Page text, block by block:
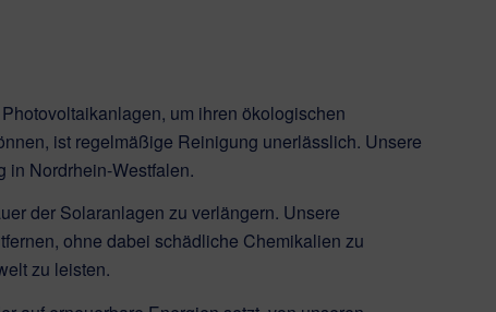
um ihren ökologischen
ist regelmäßige Reinigung unerlässlich. Unsere
in Nordrhein-Westfalen.
der Solaranlagen zu verlängern. Unsere
ohne dabei schädliche Chemikalien zu
zu leisten.